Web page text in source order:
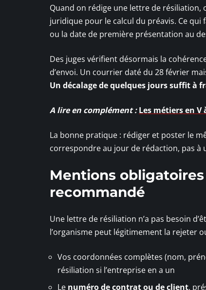
Quand on rédige une lettre de résiliation,
juridique pour le calcul du préavis. Ce
ou la date de première présentation au
Des juges vérifient désormais la
d’envoi. Un courrier daté du 28 février
Un décalage de quelques jours suffit à
A lire en complément : Les métiers en
La bonne pratique : rédiger et poster le
correspondre au jour de rédaction, pas à
Mentions
recommandé
Une lettre de résiliation n’a pas besoin
l’organisme peut légitimement la rejeter
Vos coordonnées complètes (nom,
résiliation si l’entreprise en a un
Le numéro de contrat ou de client,